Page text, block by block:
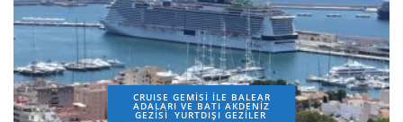
CRUISE GEMİSİ İLE BALEAR
ADALARI VE BATI AKDENİZ
GEZİSİ YURTDIŞI GEZILER